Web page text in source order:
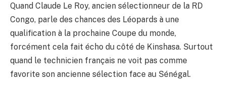
Quand Claude Le Roy, ancien sélectionneur de la RD
Congo, parle des chances des Léopards à une
qualification à la prochaine Coupe du monde,
forcément cela fait écho du côté de Kinshasa. Surtout
quand le technicien français ne voit pas comme
favorite son ancienne sélection face au Sénégal.